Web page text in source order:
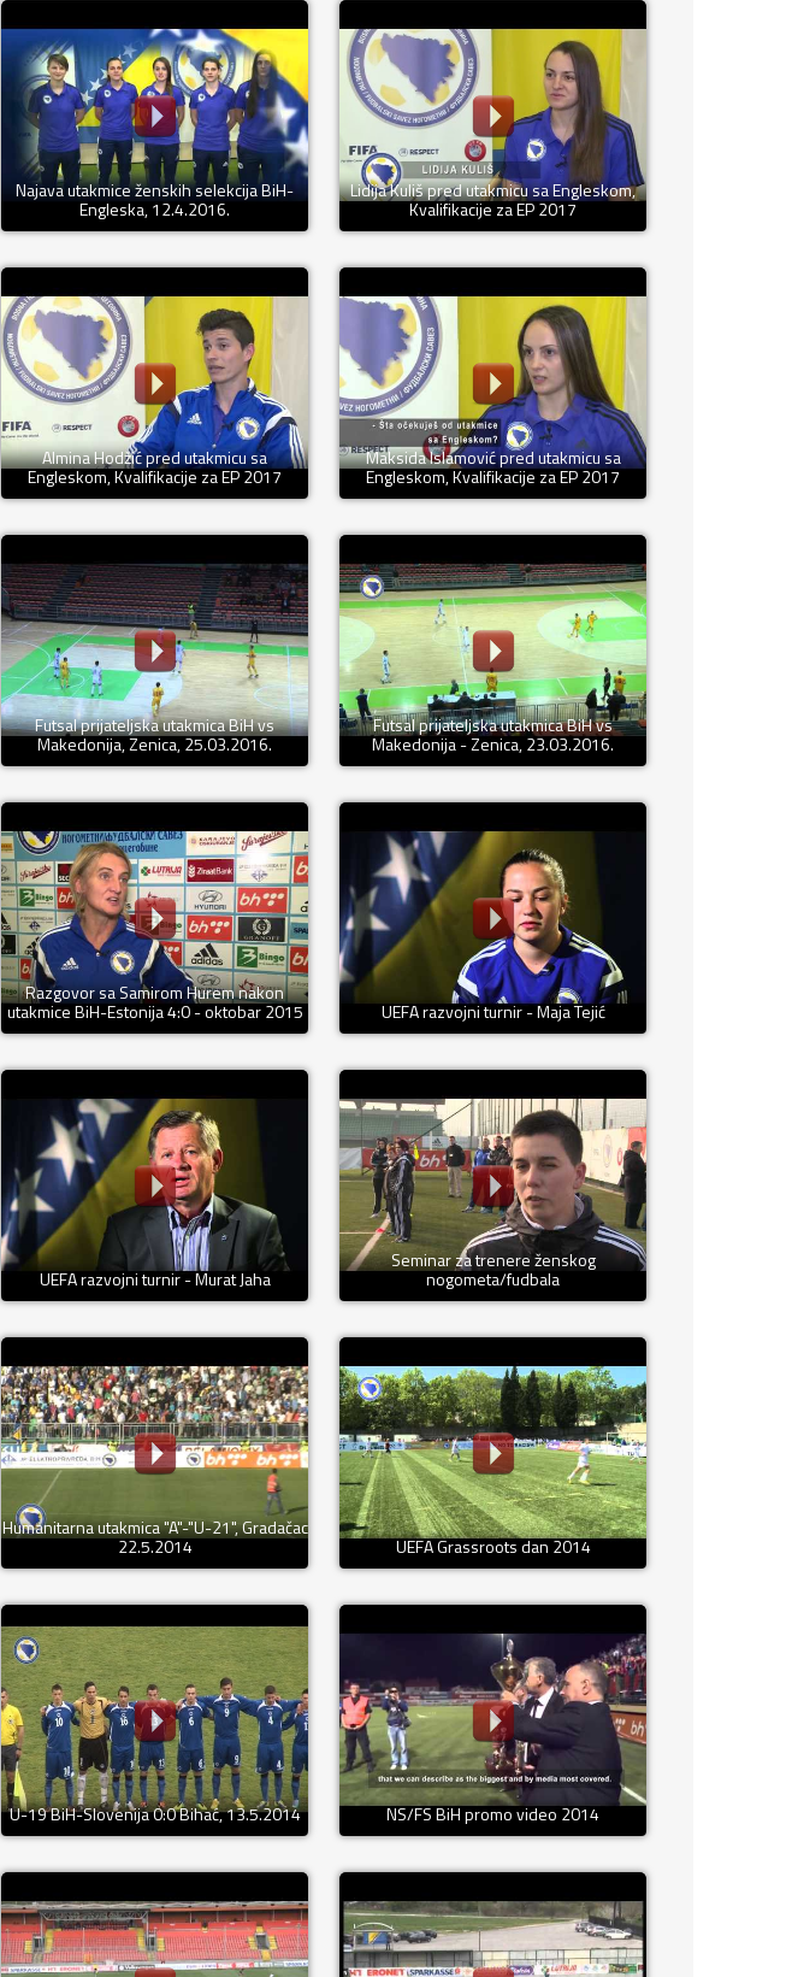
Najava utakmice ženskih selekcija BiH-
Engleska, 12.4.2016.
Lidija Kuliš pred utakmicu sa Engleskom,
Kvalifikacije za EP 2017
Almina Hodžić pred utakmicu sa
Engleskom, Kvalifikacije za EP 2017
Maksida Islamović pred utakmicu sa
Engleskom, Kvalifikacije za EP 2017
Futsal prijateljska utakmica BiH vs
Makedonija, Zenica, 25.03.2016.
Futsal prijateljska utakmica BiH vs
Makedonija - Zenica, 23.03.2016.
Razgovor sa Samirom Hurem nakon
utakmice BiH-Estonija 4:0 - oktobar 2015 UEFA razvojni turnir - Maja Tejić
UEFA razvojni turnir - Murat Jaha
Seminar za trenere ženskog
nogometa/fudbala
Humanitarna utakmica "A"-"U-21", Gradačac
22.5.2014 UEFA Grassroots dan 2014
U-19 BiH-Slovenija 0:0 Bihać, 13.5.2014 NS/FS BiH promo video 2014